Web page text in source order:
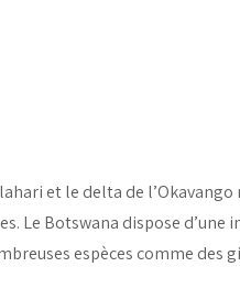
et le delta de
Botswana dispose d’une
espèces comme des